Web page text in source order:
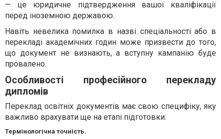
— це юридичне підтвердження вашої кваліфікації
перед іноземною державою.
Навіть невелика помилка в назві спеціальності або в
перекладі академічних годин може призвести до того,
що документ не визнають, а вступну кампанію буде
провалено.
Особливості професійного перекладу
дипломів
Переклад освітніх документів має свою специфіку, яку
важливо врахувати ще на етапі підготовки:
Термінологічна точність.